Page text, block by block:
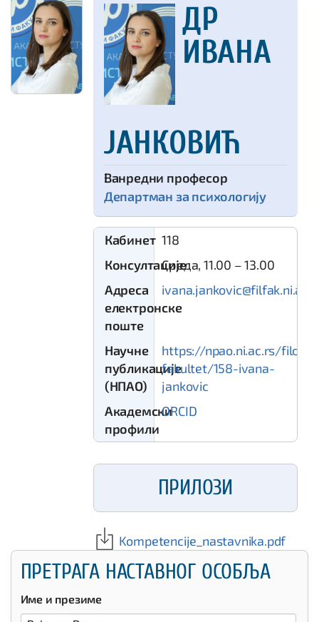
ДР
ИВАНА
ЈАНКОВИЋ
ванредни професор
Департман за психологију
Кабинет 118
КонсултацијеСреда, 11.00 – 13.00
Адреса
електронске
поште
Научне
публикације
(НПАО)
https://npao.ni.ac.rs/
fakultet/158-ivana-
jankovic
Академски
профили
ORCID
ПРИЛОЗИ
Kompetencije_nastavnika.pdf
ПРЕТРАГА НАСТАВНОГ ОСОБЉА
Име и презиме